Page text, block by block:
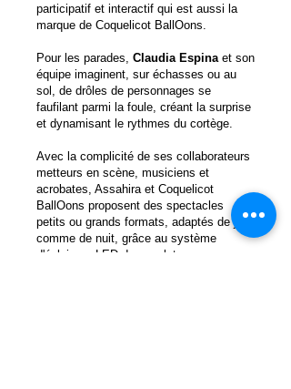
participatif et interactif qui est aussi la
marque de Coquelicot BallOons.
Pour les parades, Claudia Espinaet son
équipe imaginent, sur échasses ou au
sol, de drôles de personnages se
faufilant parmi la foule, créant la surprise
et dynamisant le rythmes du cortège.
Avec la complicité de ses collaborateurs
metteurs en scène, musiciens et
acrobates, Assahira et Coquelicot
BallOons proposent des spectacles
petits ou grands formats, adaptés de jour
comme de nuit, grâce au système
d'éclairage LED des sculptures.